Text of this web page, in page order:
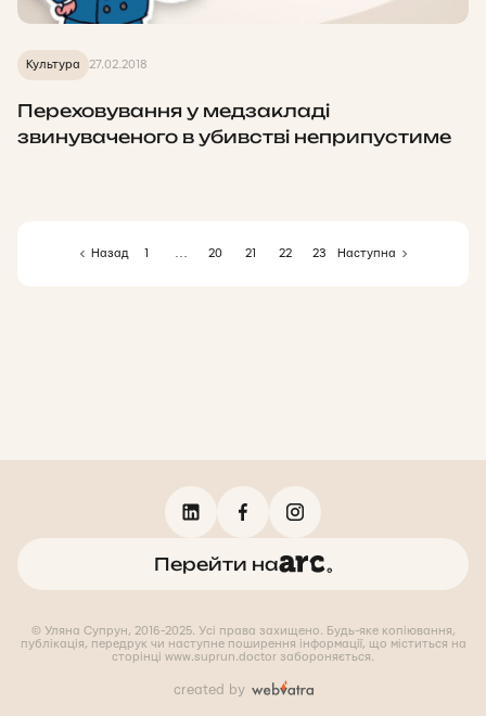
Культура 27.02.2018
Переховування у медзакладі
звинуваченого в убивстві неприпустиме
Назад 1 20 21 22 23 Наступна
Перейти на
© Уляна Супрун, 2016-2025. Усі права захищено. Будь-яке копіювання,
публікація, передрук чи наступне поширення інформації, що міститься на
сторінці www.suprun.doctor забороняється.
created by